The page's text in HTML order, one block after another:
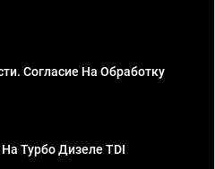
Согласие На Обработку
Турбо Дизеле TDI